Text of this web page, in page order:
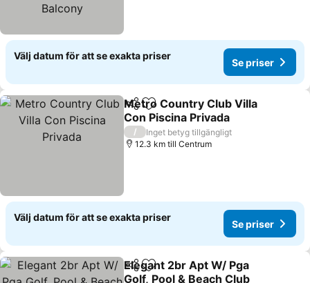
Välj datum för att se exakta priser
Se priser
Dela Lägg till i Mina Favoriter
Metro Country Club Villa
Con Piscina Privada
/
Inget betyg tillgängligt
12.3 km till Centrum
Välj datum för att se exakta priser
Se priser
Dela Lägg till i Mina Favoriter
Elegant 2br Apt W/ Pga
Golf, Pool & Beach Club